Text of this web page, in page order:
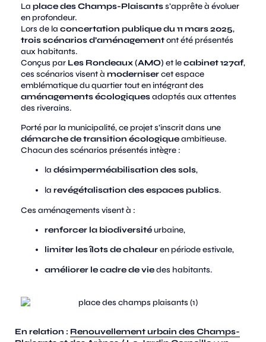
La place des Champs-Plaisantss’apprête à évoluer
en profondeur.
Lors de la concertation publique du 11 mars 2025,
trois scénarios d’aménagementont été présentés
aux habitants.
Conçus par Les Rondeaux (AMO) et lecabinet 127af,
ces scénarios visent à modernisercet espace
emblématique du quartier tout en intégrant des
aménagements écologiquesadaptés aux attentes
des riverains.
Porté par la municipalité, ce projet s’inscrit dans une
démarche de transition écologiqueambitieuse.
Chacun des scénarios présentés intègre :
la désimperméabilisation des sols,
la revégétalisation des espaces publics.
Ces aménagements visent à :
renforcer la biodiversitéurbaine,
limiter les îlots de chaleuren période estivale,
améliorer le cadre de viedes habitants.
En relation : Renouvellement urbain des Champs-